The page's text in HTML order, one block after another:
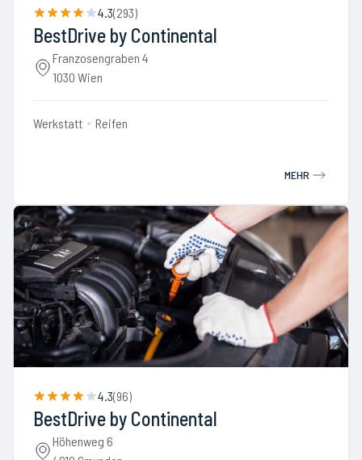
4.3(293)
BestDrive by Continental
Franzosengraben 4
1030 Wien
Werkstatt Reifen
MEHR
4.3(96)
BestDrive by Continental
Höhenweg 6